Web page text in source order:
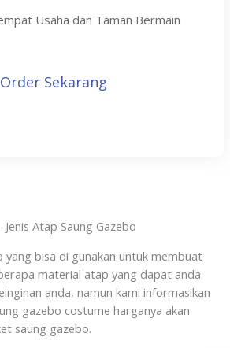
Usaha dan Taman Bermain
Order Sekarang
Jenis Atap Saung Gazebo
yang bisa di gunakan untuk membuat
material atap yang dapat anda
anda, namun kami informasikan
gazebo costume harganya akan
saung gazebo.